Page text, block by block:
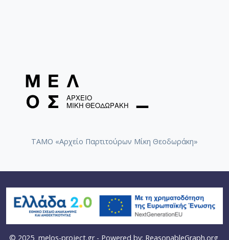
ΤΑΜΟ «Αρχείο Παρτιτούρων Μίκη Θεοδωράκη»
© 2025 melos-project.gr- Powered by: ReasonableGraph.org